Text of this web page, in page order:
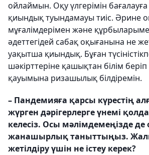
ойлаймын. Оқу үлгерімін
қиындық туын­дамауы тиіс. Әрине
мұға­лімдерімен және
әдеттегідей сабақ оқығанына не
уақытша қиындық. Бұған
шәкірттеріне қашық­тан білім
қауымына ризашылық білдіремін.
– Пандемияға қарсы күрестің
жүрген дәрігерлерге үнемі
келесіз. Осы мәлім­демеңізде
жана­шырлық таныттыңыз.
жетілдіру үшін не істеу керек?